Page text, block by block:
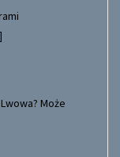
Może